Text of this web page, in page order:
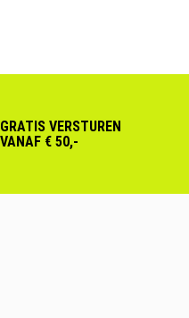
GRATIS VERSTUREN
VANAF € 50,-